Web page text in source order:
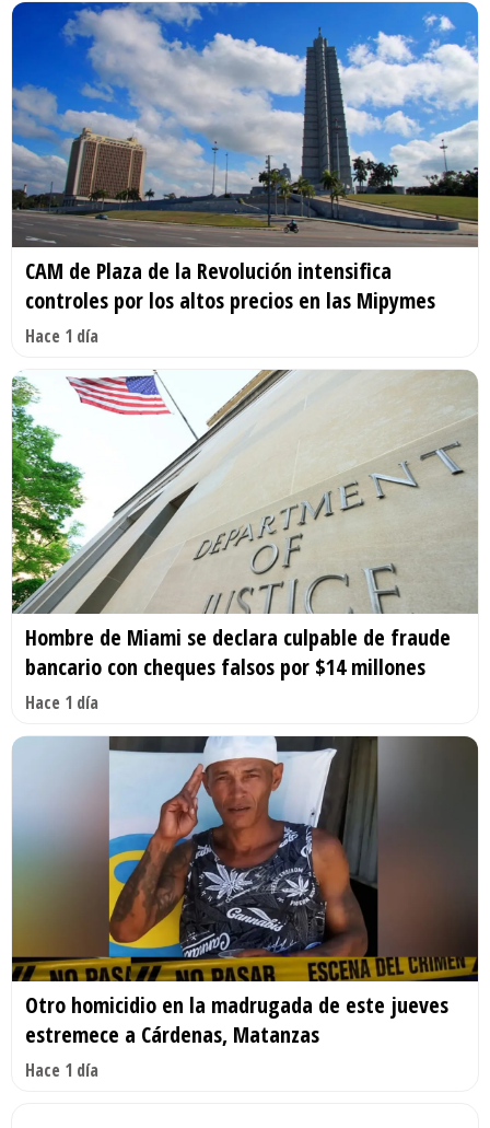
CAM de Plaza de la Revolución intensifica
controles por los altos precios en las Mipymes
Hace 1 día
Hombre de Miami se declara culpable de fraude
bancario con cheques falsos por $14 millones
Hace 1 día
Otro homicidio en la madrugada de este jueves
estremece a Cárdenas, Matanzas
Hace 1 día